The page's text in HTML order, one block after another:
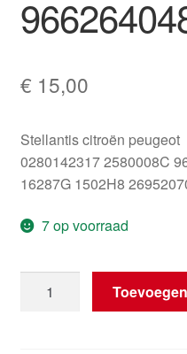
€ 15,00
Stellantis citroën peugeot
0280142317 2580008C
16287G 1502H8
7 op voorraad
Actieve